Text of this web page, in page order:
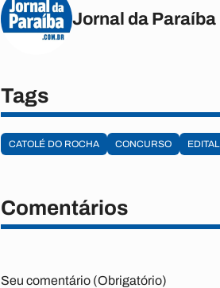
Jornal da Paraíba
Tags
CATOLÉ DO ROCHA CONCURSO EDITAL
Comentários
Seu comentário (Obrigatório)